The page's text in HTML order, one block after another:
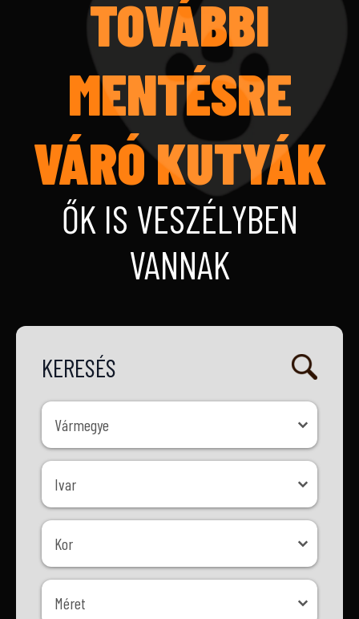
TOVÁBBI
MENTÉSRE
VÁRÓ KUTYÁK
ŐK IS VESZÉLYBEN
VANNAK
KERESÉS
Vármegye
Vármegye
Ivar
Ivar
Kor
Kor
Méret
Méret